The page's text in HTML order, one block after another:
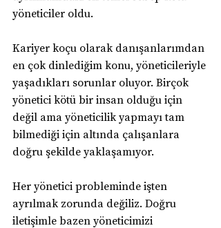
yöneticiler oldu.
Kariyer koçu olarak danışanlarımdan
en çok dinlediğim konu, yöneticileriyle
yaşadıkları sorunlar oluyor. Birçok
yönetici kötü bir insan olduğu için
değil ama yöneticilik yapmayı tam
bilmediği için altında çalışanlara
doğru şekilde yaklaşamıyor.
Her yönetici probleminde işten
ayrılmak zorunda değiliz. Doğru
iletişimle bazen yöneticimizi